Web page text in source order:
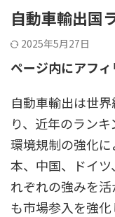
自動車輸出国
2025年5月27日
ページ内にアフ
自動車輸出は世
り、近年のラン
環境規制の強化に
本、中国、ドイ
れぞれの強みを
も市場参入を強化